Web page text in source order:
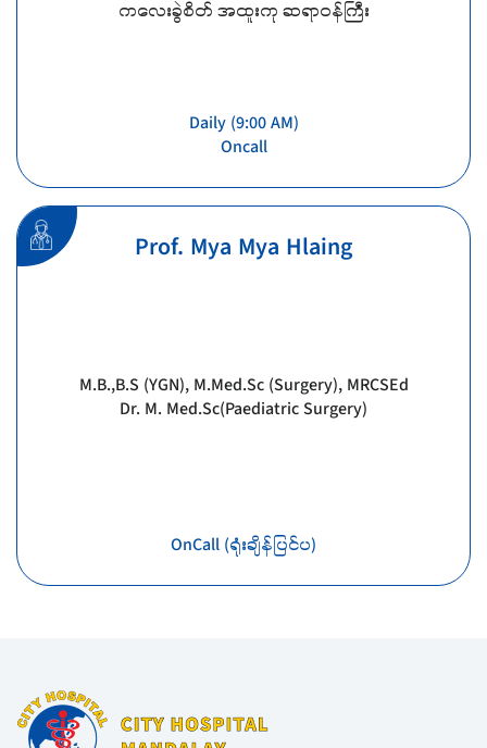
ကလေးခွဲစိတ် အထူးကု ဆရာဝန်ကြီး
Daily (9:00 AM)
Oncall
Prof. Mya Mya Hlaing
M.B.,B.S (YGN), M.Med.Sc (Surgery), MRCSEd
Dr. M. Med.Sc(Paediatric Surgery)
OnCall (ရုံးချိန်ပြင်ပ)